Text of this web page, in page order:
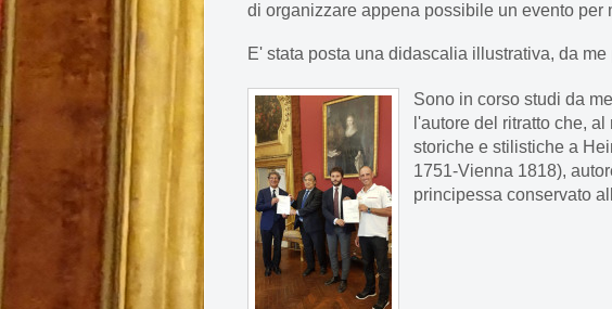
di organizzare appena possibile un evento per
E' stata posta una didascalia illustrativa, da
Sono in corso studi da
l'autore del ritratto che,
storiche e stilistiche a
1751-Vienna 1818),
principessa conservato